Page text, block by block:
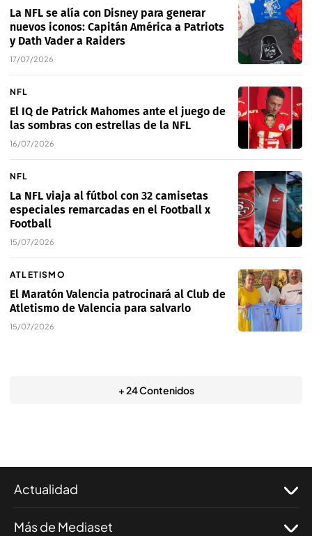
La NFL se alía con Disney para generar
nuevos iconos: Capitán América a Patriots
y Dath Vader a Raiders
17/07/2026
NFL
El IQ de Patrick Mahomes ante el juego de
las sombras con estrellas de la NFL
16/07/2026
NFL
La NFL viaja al fútbol con 32 camisetas
especiales remarcadas en el Football x
Football
15/07/2026
ATLETISMO
El Maratón Valencia patrocinará al Club de
Atletismo de Valencia para salvarlo
15/07/2026
+ 24 Contenidos
Actualidad
Más de Mediaset